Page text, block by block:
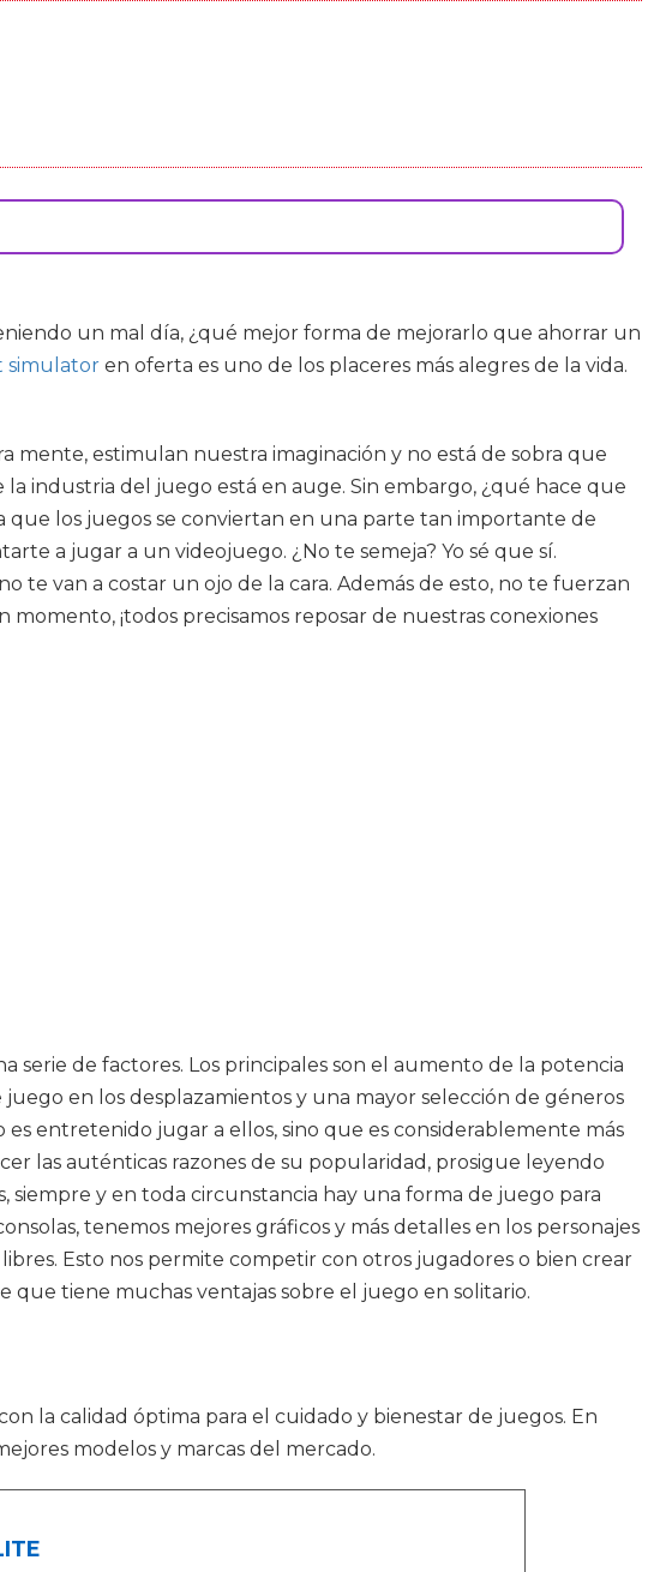
un mal día, ¿qué mejor forma de mejorarlo que ahorrar un
simulator en oferta es uno de los placeres más alegres de la vida.
estimulan nuestra imaginación y no está de sobra que
industria del juego está en auge. Sin embargo, ¿qué hace que
que los juegos se conviertan en una parte tan importante de
a jugar a un videojuego. ¿No te semeja? Yo sé que sí.
van a costar un ojo de la cara. Además de esto, no te fuerzan
¡todos precisamos reposar de nuestras conexiones
serie de factores. Los principales son el aumento de la potencia
en los desplazamientos y una mayor selección de géneros
entretenido jugar a ellos, sino que es considerablemente más
las auténticas razones de su popularidad, prosigue leyendo
siempre y en toda circunstancia hay una forma de juego para
tenemos mejores gráficos y más detalles en los personajes
Esto nos permite competir con otros jugadores o bien crear
que tiene muchas ventajas sobre el juego en solitario.
la calidad óptima para el cuidado y bienestar de juegos. En
modelos y marcas del mercado.